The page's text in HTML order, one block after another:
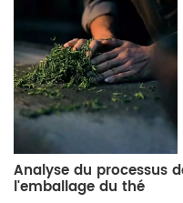
Analyse du processus
l'emballage du thé